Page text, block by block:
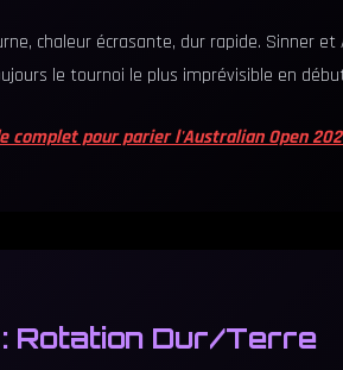
chaleur écrasante, dur rapide. Sinner
le tournoi le plus imprévisible en
complet pour parier l'Australian Open
: Rotation Dur/Terre